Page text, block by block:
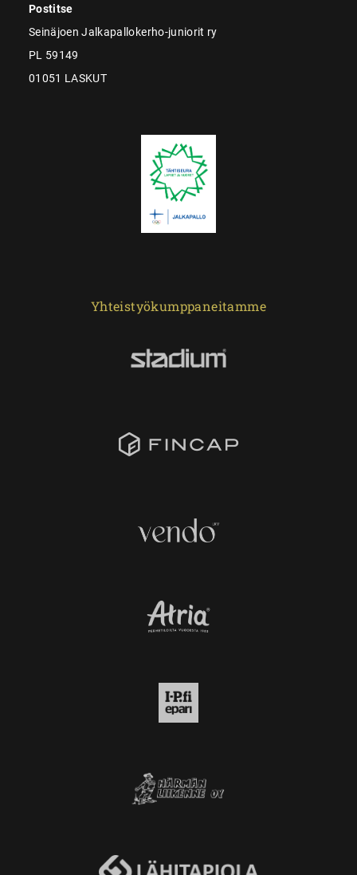
Postitse
Seinäjoen Jalkapallokerho-juniorit ry
PL 59149
01051 LASKUT
Yhteistyökumppaneitamme